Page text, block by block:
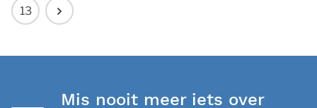
13
Mis nooit meer iets over